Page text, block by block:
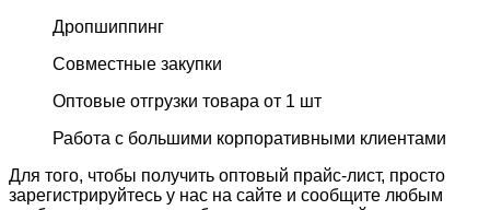
Дропшиппинг
Совместные закупки
Оптовые отгрузки товара от 1 шт
Работа с большими корпоративными клиентами
Для того, чтобы получить оптовый прайс-лист, просто
зарегистрируйтесь у нас на сайте и сообщите любым